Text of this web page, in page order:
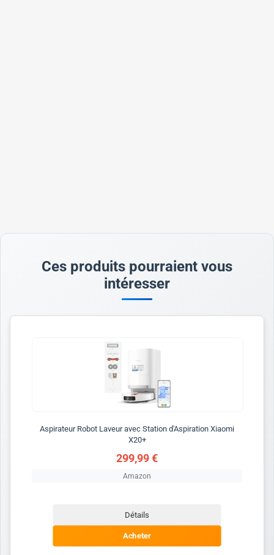
Ces produits pourraient vous
intéresser
Aspirateur Robot Laveur avec Station d'Aspiration Xiaomi
X20+
299,99 €
Amazon
Détails
Acheter